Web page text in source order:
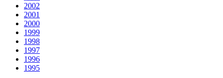
2002
2001
2000
1999
1998
1997
1996
1995